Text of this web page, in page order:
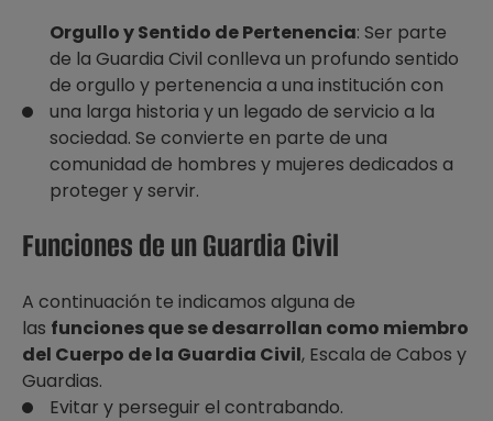
Orgullo y Sentido de Pertenencia: Ser parte
de la Guardia Civil conlleva un profundo sentido
de orgullo y pertenencia a una institución con
una larga historia y un legado de servicio a la
sociedad. Se convierte en parte de una
comunidad de hombres y mujeres dedicados a
proteger y servir.
Funciones de un Guardia Civil
A continuación te indicamos alguna de
las funciones que se desarrollan como miembro
del Cuerpo de la Guardia Civil, Escala de Cabos y
Guardias.
Evitar y perseguir el contrabando.